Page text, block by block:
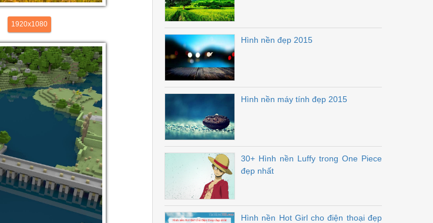
1920x1080
Hình nền đẹp 2015
Hình nền máy tính đẹp 2015
30+ Hình nền Luffy trong One Piece
đẹp nhất
Hình nền Hot Girl cho điện thoại đẹp